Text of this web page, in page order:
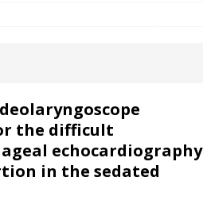
the difficult
echocardiography
in the sedated